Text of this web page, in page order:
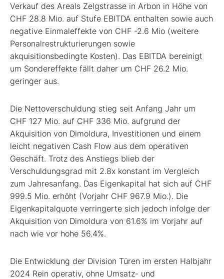
Verkauf des Areals Zelgstrasse in Arbon in Höhe von
CHF 28.8 Mio. auf Stufe EBITDA enthalten sowie auch
negative Einmaleffekte von CHF -2.6 Mio (weitere
Personalrestrukturierungen sowie
akquisitionsbedingte Kosten). Das EBITDA bereinigt
um Sondereffekte fällt daher um CHF 26.2 Mio.
geringer aus.
Die Nettoverschuldung stieg seit Anfang Jahr um
CHF 127 Mio. auf CHF 336 Mio. aufgrund der
Akquisition von Dimoldura, Investitionen und einem
leicht negativen Cash Flow aus dem operativen
Geschäft. Trotz des Anstiegs blieb der
Verschuldungsgrad mit 2.8x konstant im Vergleich
zum Jahresanfang. Das Eigenkapital hat sich auf CHF
999.5 Mio. erhöht (Vorjahr CHF 967.9 Mio.). Die
Eigenkapitalquote verringerte sich jedoch infolge der
Akquisition von Dimoldura von 61.6% im Vorjahr auf
nach wie vor hohe 56.4%.
Die Entwicklung der Division Türen im ersten Halbjahr
2024 Rein operativ, ohne Umsatz- und